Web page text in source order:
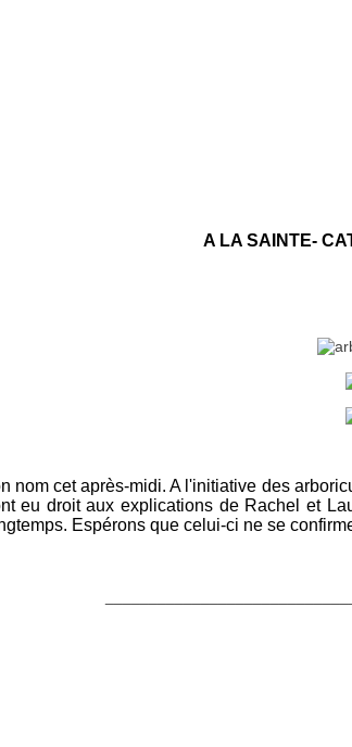
A LA SAINTE-
nom cet après-midi. A l'initiative des
eu droit aux explications de Rachel et
Espérons que celui-ci ne se